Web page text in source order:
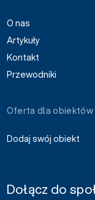
O nas
Artykuły
Kontakt
Przewodniki
Oferta dla obiektów
Dodaj swój obiekt
Dołącz do